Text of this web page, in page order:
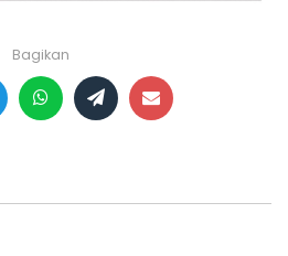
Bagikan